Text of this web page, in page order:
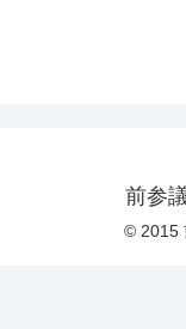
前参
© 2015